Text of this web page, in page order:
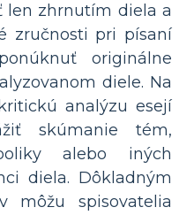
len zhrnutím diela a
zručnosti pri písaní
originálne
diele. Na
analýzu esejí
skúmanie tém,
alebo iných
diela. Dôkladným
môžu spisovatelia